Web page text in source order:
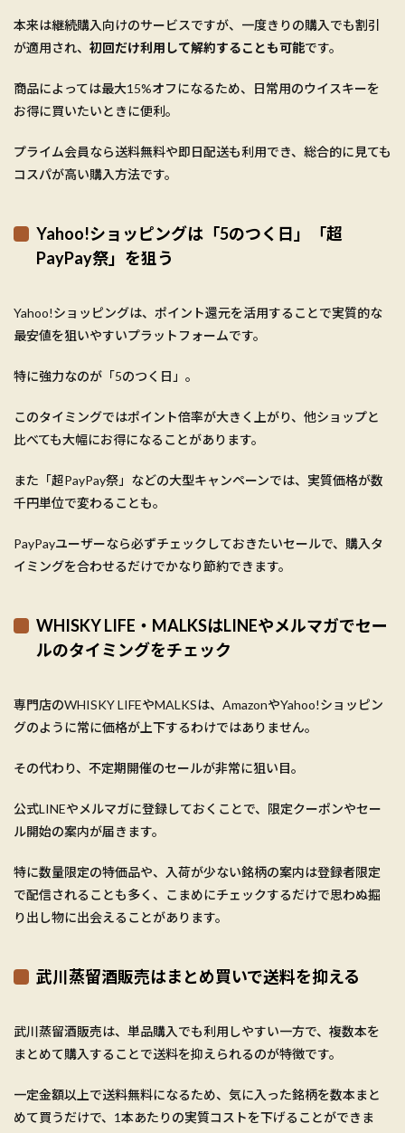
本来は継続購入向けのサービスですが、一度きりの購入でも割引
が適用され、 初回だけ利用して解約することも可能です。
商品によっては最大15%オフになるため、日常用のウイスキーを
お得に買いたいときに便利。
プライム会員なら送料無料や即日配送も利用でき、総合的に見ても
コスパが高い購入方法です。
Yahoo!ショッピングは「5のつく日」「超
PayPay祭」を狙う
Yahoo!ショッピングは、ポイント還元を活用することで実質的な
最安値を狙いやすいプラットフォームです。
特に強力なのが「5のつく日」。
このタイミングではポイント倍率が大きく上がり、他ショップと
比べても大幅にお得になることがあります。
また「超PayPay祭」などの大型キャンペーンでは、実質価格が数
千円単位で変わることも。
PayPayユーザーなら必ずチェックしておきたいセールで、購入タ
イミングを合わせるだけでかなり節約できます。
WHISKY LIFE・MALKSはLINEやメルマガでセー
ルのタイミングをチェック
専門店のWHISKY LIFEやMALKSは、AmazonやYahoo!ショッピン
グのように常に価格が上下するわけではありません。
その代わり、不定期開催のセールが非常に狙い目。
公式LINEやメルマガに登録しておくことで、限定クーポンやセー
ル開始の案内が届きます。
特に数量限定の特価品や、入荷が少ない銘柄の案内は登録者限定
で配信されることも多く、こまめにチェックするだけで思わぬ掘
り出し物に出会えることがあります。
武川蒸留酒販売はまとめ買いで送料を抑える
武川蒸留酒販売は、単品購入でも利用しやすい一方で、複数本を
まとめて購入することで送料を抑えられるのが特徴です。
一定金額以上で送料無料になるため、気に入った銘柄を数本まと
めて買うだけで、1本あたりの実質コストを下げることができま